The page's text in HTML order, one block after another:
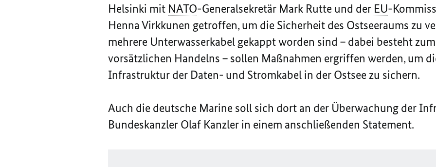
Helsinki mit NATO-Generalsekretär Mark Rutte und der EU-
Henna Virkkunen getroffen, um die Sicherheit des Ostseeraums zu
mehrere Unterwasserkabel gekappt worden sind – dabei besteht
vorsätzlichen Handelns – sollen Maßnahmen ergriffen werden, um
Infrastruktur der Daten- und Stromkabel in der Ostsee zu sichern.
Auch die deutsche Marine soll sich dort an der Überwachung der
Bundeskanzler Olaf Kanzler in einem anschließenden Statement.